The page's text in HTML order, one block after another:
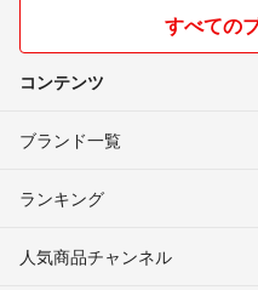
すべての
コンテンツ
ブランド一覧
ランキング
人気商品チャンネル